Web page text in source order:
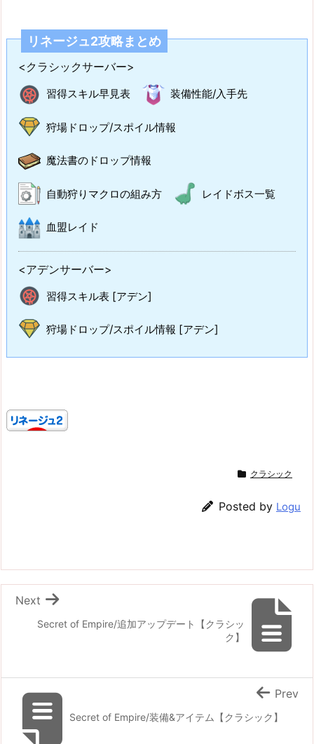
リネージュ2攻略まとめ
<クラシックサーバー>
習得スキル早見表 装備性能/入手先
狩場ドロップ/スポイル情報
魔法書のドロップ情報
自動狩りマクロの組み方 レイドボス一覧
血盟レイド
<アデンサーバー>
習得スキル表 [アデン]
狩場ドロップ/スポイル情報 [アデン]
クラシック
Posted by Logu
Secret of Empire/追加アップデート【クラシッ
ク】
Next
Secret of Empire/装備&アイテム【クラシック】
Prev